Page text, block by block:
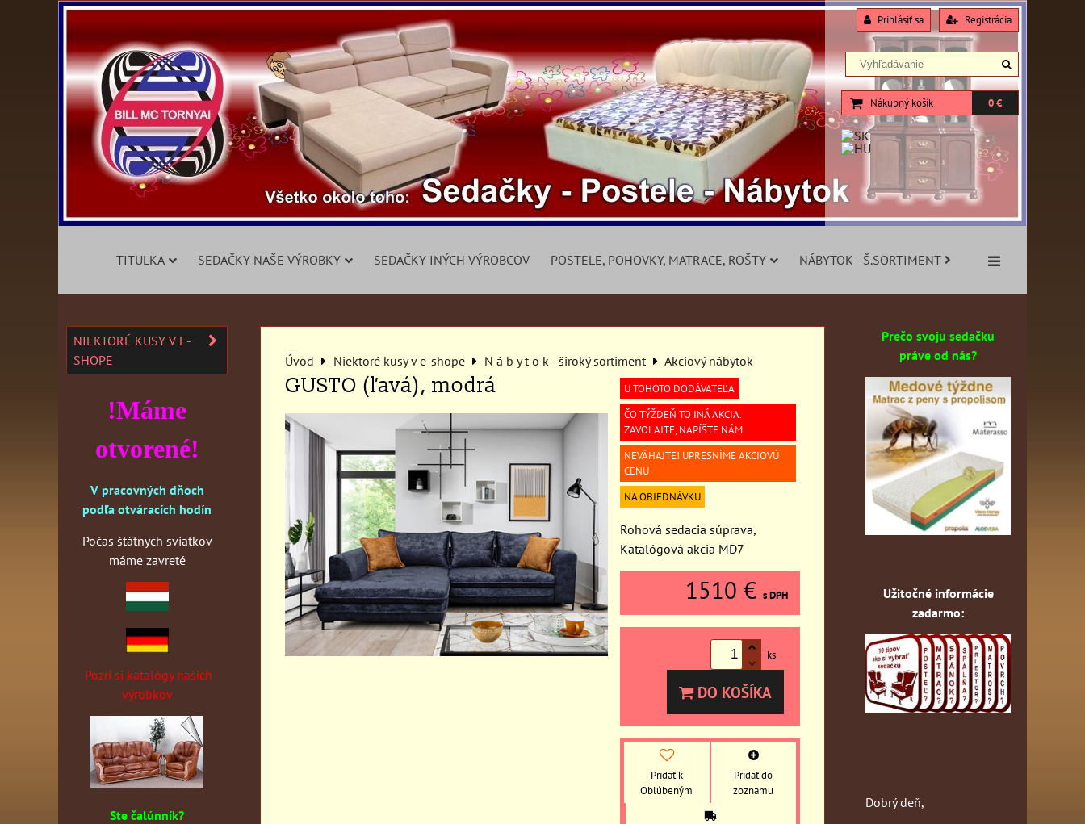
Prihlásiť sa Registrácia
Nákupný košík 0 €
TITULKA SEDAČKY NAŠE VÝROBKY SEDAČKY INÝCH VÝROBCOV POSTELE, POHOVKY, MATRACE, ROŠTY NÁBYTOK - Š.SORTIMENT
Úvod Niektoré kusy v e-shope N á b y t o k - široký sortiment Akciový nábytok
GUSTO (ľavá), modrá
U TOHOTO DODÁVATEĽA
ČO TÝŽDEŇ TO INÁ AKCIA.
ZAVOLAJTE, NAPÍŠTE NÁM
NEVÁHAJTE! UPRESNÍME AKCIOVÚ
CENU
NA OBJEDNÁVKU
Rohová sedacia súprava,
Katalógová akcia MD7
1510 € s DPH
ks
DO KOŠÍKA
Pridať k
Obľúbeným
Pridať do
zoznamu
NIEKTORÉ KUSY V E-
SHOPE
!Máme
otvorené!
V pracovných dňoch
podľa otváracích hodín
Počas štátnych sviatkov
máme zavreté
Pozri si katalógy našich
výrobkov
Ste čalúnník?
Prečo svoju sedačku
práve od nás?
Užitočné informácie
zadarmo:
Dobrý deň,